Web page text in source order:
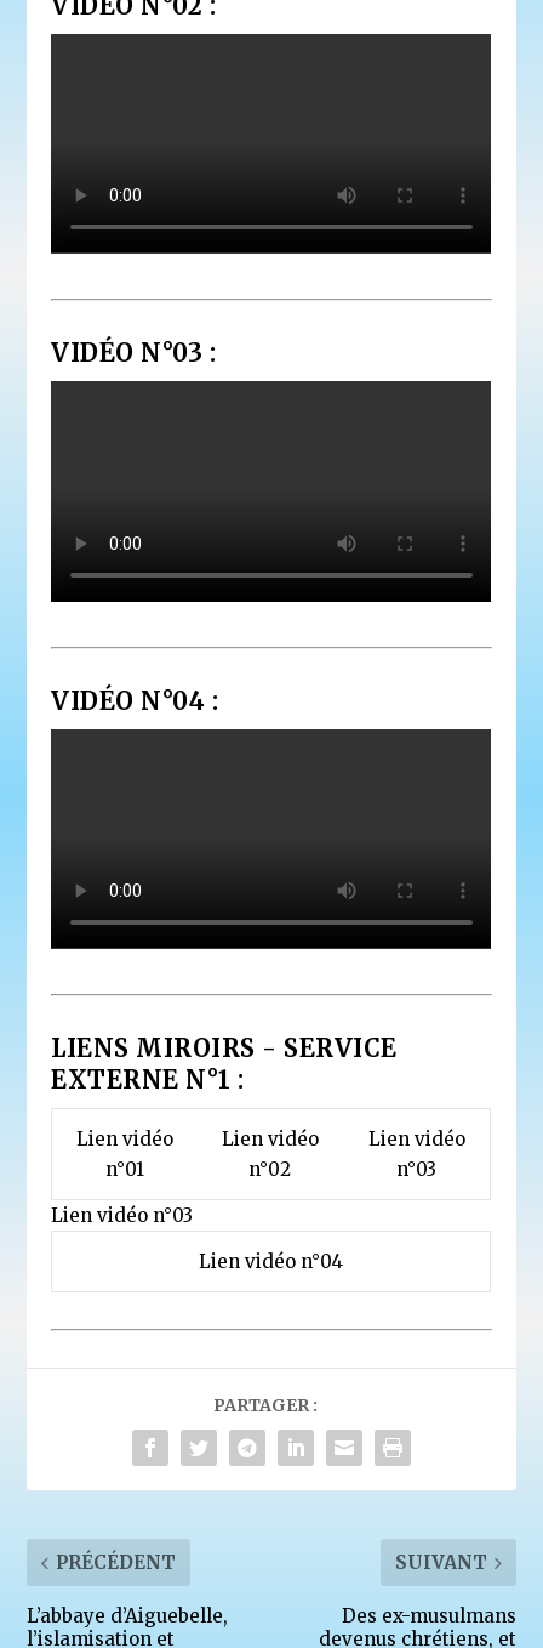
VIDÉO N°03 :
VIDÉO N°04 :
LIENS MIROIRS - SERVICE
EXTERNE N°1 :
Lien vidéo
n°01
Lien vidéo
n°02
Lien vidéo
n°03
Lien vidéo n°03
Lien vidéo n°04
PARTAGER :
PRÉCÉDENT
L’abbaye d’Aiguebelle,
l’islamisation et
SUIVANT
Des ex-musulmans
devenus chrétiens, et